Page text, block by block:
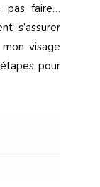
faire…
s’assurer
visage
pour